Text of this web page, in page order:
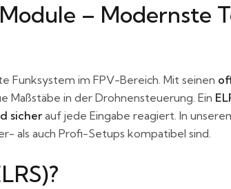
– Modernste
Funksystem im FPV-Bereich. Mit seinen
Maßstäbe in der Drohnensteuerung. Ein
sicherauf jede Eingabe reagiert. In
als auch Profi-Setups kompatibel sind.